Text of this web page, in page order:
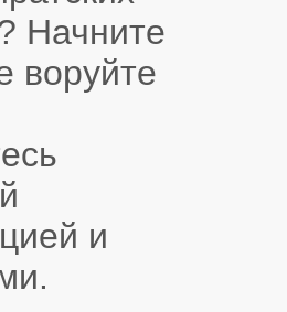
Начните
воруйте
и